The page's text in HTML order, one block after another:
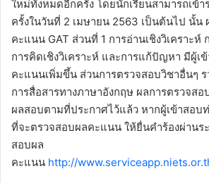
ใหม่ทั้งหมดอีกครั้ง โดยนักเรียนสามารถเข้า
ครั้งในวันที่ 2 เมษายน 2563 เป็นต้นไป นั้น
คะแนน GAT ส่วนที่ 1 การอ่านเชิงวิเคราะห์
การคิดเชิงวิเคราะห์ และการแก้ปัญหา มีผู้เ
คะแนนเพิ่มขึ้น ส่วนการตรวจสอบวิชาอื่นๆ ร
การสื่อสารทางภาษาอังกฤษ ผลการตรวจส
ผลสอบตามที่ประกาศไว้แล้ว หากผู้เข้าสอบ
ที่จะตรวจสอบผลคะแนน ให้ยื่นคำร้องผ่านร
สอบผล
คะแนน http://